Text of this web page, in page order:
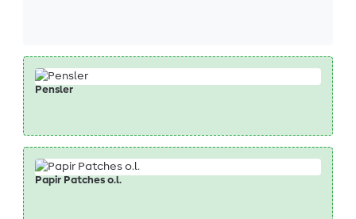
Pensler
Papir Patches o.l.